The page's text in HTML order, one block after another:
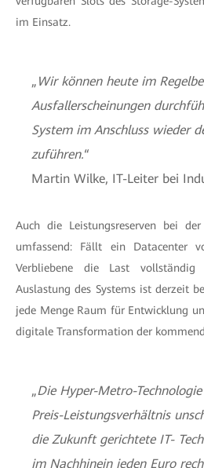
im Einsatz.
„ Wir können heute im
Ausfallerscheinungen
System im Anschluss wieder
zuführen.“
Martin Wilke, IT-Leiter bei
Auch die Leistungsreserven bei
umfassend: Fällt ein Datacenter
Verbliebene die Last vollständig
Auslastung des Systems ist derzeit
jede Menge Raum für Entwicklung
digitale Transformation der
„Die Hyper-Metro-
Preis-Leistungsverhältnis
die Zukunft gerichtete IT-
im Nachhinein jeden Euro